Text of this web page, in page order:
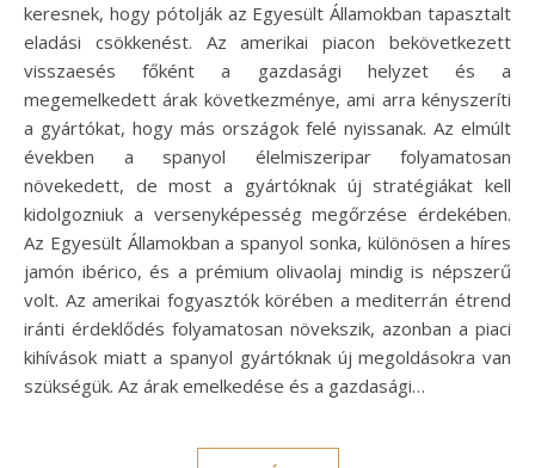
keresnek, hogy pótolják az Egyesült Államokban tapasztalt
eladási csökkenést. Az amerikai piacon bekövetkezett
visszaesés főként a gazdasági helyzet és a
megemelkedett árak következménye, ami arra kényszeríti
a gyártókat, hogy más országok felé nyissanak. Az elmúlt
években a spanyol élelmiszeripar folyamatosan
növekedett, de most a gyártóknak új stratégiákat kell
kidolgozniuk a versenyképesség megőrzése érdekében.
Az Egyesült Államokban a spanyol sonka, különösen a híres
jamón ibérico, és a prémium olivaolaj mindig is népszerű
volt. Az amerikai fogyasztók körében a mediterrán étrend
iránti érdeklődés folyamatosan növekszik, azonban a piaci
kihívások miatt a spanyol gyártóknak új megoldásokra van
szükségük. Az árak emelkedése és a gazdasági…